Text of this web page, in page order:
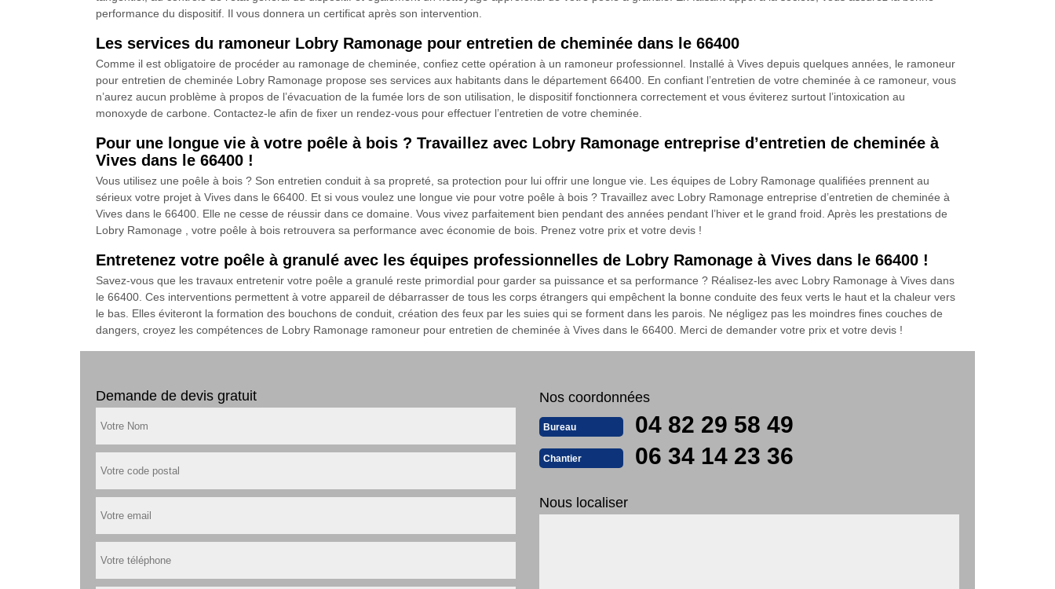
performance du dispositif. Il vous donnera un certificat après son intervention.
Les services du ramoneur Lobry Ramonage pour entretien de cheminée dans le 66400
Comme il est obligatoire de procéder au ramonage de cheminée, confiez cette opération à un ramoneur professionnel. Installé à Vives depuis quelques années, le ramoneur
pour entretien de cheminée Lobry Ramonage propose ses services aux habitants dans le département 66400. En confiant l’entretien de votre cheminée à ce ramoneur, vous
n’aurez aucun problème à propos de l’évacuation de la fumée lors de son utilisation, le dispositif fonctionnera correctement et vous éviterez surtout l’intoxication au
monoxyde de carbone. Contactez-le afin de fixer un rendez-vous pour effectuer l’entretien de votre cheminée.
Pour une longue vie à votre poêle à bois ? Travaillez avec Lobry Ramonage entreprise d’entretien de cheminée à
Vives dans le 66400 !
Vous utilisez une poêle à bois ? Son entretien conduit à sa propreté, sa protection pour lui offrir une longue vie. Les équipes de Lobry Ramonage qualifiées prennent au
sérieux votre projet à Vives dans le 66400. Et si vous voulez une longue vie pour votre poêle à bois ? Travaillez avec Lobry Ramonage entreprise d’entretien de cheminée à
Vives dans le 66400. Elle ne cesse de réussir dans ce domaine. Vous vivez parfaitement bien pendant des années pendant l’hiver et le grand froid. Après les prestations de
Lobry Ramonage , votre poêle à bois retrouvera sa performance avec économie de bois. Prenez votre prix et votre devis !
Entretenez votre poêle à granulé avec les équipes professionnelles de Lobry Ramonage à Vives dans le 66400 !
Savez-vous que les travaux entretenir votre poêle a granulé reste primordial pour garder sa puissance et sa performance ? Réalisez-les avec Lobry Ramonage à Vives dans
le 66400. Ces interventions permettent à votre appareil de débarrasser de tous les corps étrangers qui empêchent la bonne conduite des feux verts le haut et la chaleur vers
le bas. Elles éviteront la formation des bouchons de conduit, création des feux par les suies qui se forment dans les parois. Ne négligez pas les moindres fines couches de
dangers, croyez les compétences de Lobry Ramonage ramoneur pour entretien de cheminée à Vives dans le 66400. Merci de demander votre prix et votre devis !
Demande de devis gratuit Nos coordonnées
Bureau 04 82 29 58 49
Chantier 06 34 14 23 36
Nous localiser